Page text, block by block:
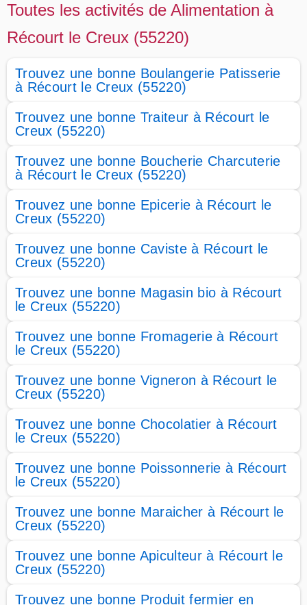
Toutes les activités de Alimentation à
Récourt le Creux (55220)
Trouvez une bonne Boulangerie Patisserie
à Récourt le Creux (55220)
Trouvez une bonne Traiteur à Récourt le
Creux (55220)
Trouvez une bonne Boucherie Charcuterie
à Récourt le Creux (55220)
Trouvez une bonne Epicerie à Récourt le
Creux (55220)
Trouvez une bonne Caviste à Récourt le
Creux (55220)
Trouvez une bonne Magasin bio à Récourt
le Creux (55220)
Trouvez une bonne Fromagerie à Récourt
le Creux (55220)
Trouvez une bonne Vigneron à Récourt le
Creux (55220)
Trouvez une bonne Chocolatier à Récourt
le Creux (55220)
Trouvez une bonne Poissonnerie à Récourt
le Creux (55220)
Trouvez une bonne Maraicher à Récourt le
Creux (55220)
Trouvez une bonne Apiculteur à Récourt le
Creux (55220)
Trouvez une bonne Produit fermier en